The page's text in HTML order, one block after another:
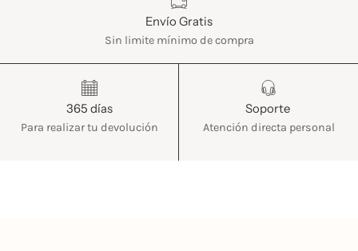
Envío Gratis
Sin limite mínimo de compra
365 días
Para realizar tu devolución
Soporte
Atención directa personal